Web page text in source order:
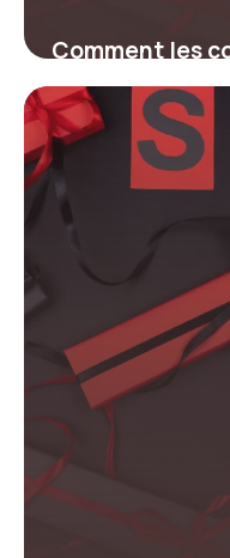
Comment les
devenus
économiser
12 mars 2026